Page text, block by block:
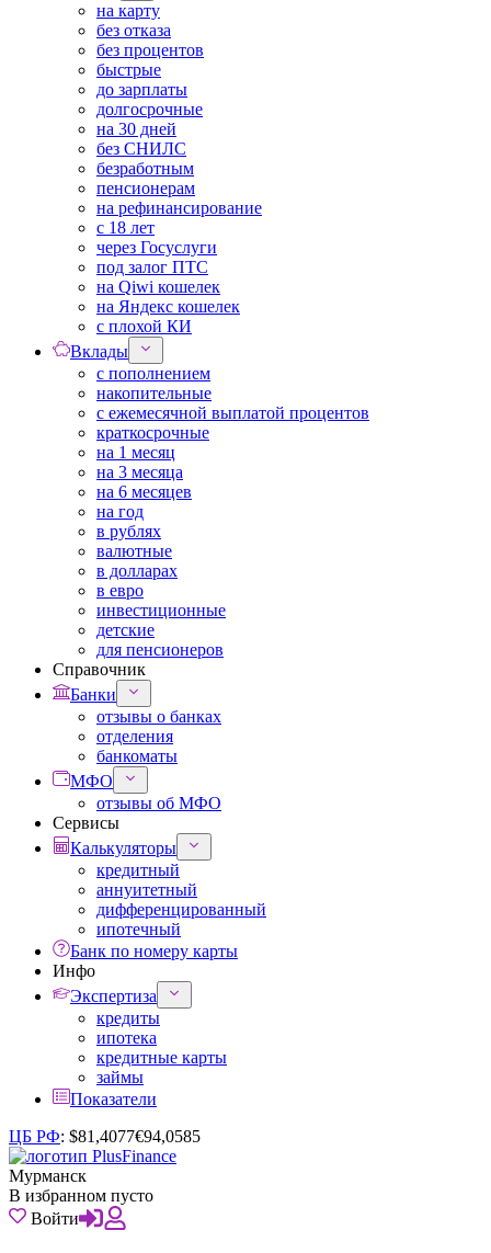
на карту
без отказа
без процентов
быстрые
до зарплаты
долгосрочные
на 30 дней
без СНИЛС
безработным
пенсионерам
на рефинансирование
с 18 лет
через Госуслуги
под залог ПТС
на Qiwi кошелек
на Яндекс кошелек
с плохой КИ
Вклады
с пополнением
накопительные
с ежемесячной выплатой процентов
краткосрочные
на 1 месяц
на 3 месяца
на 6 месяцев
на год
в рублях
валютные
в долларах
в евро
инвестиционные
детские
для пенсионеров
Справочник
Банки
отзывы о банках
отделения
банкоматы
МФО
отзывы об МФО
Сервисы
Калькуляторы
кредитный
аннуитетный
дифференцированный
ипотечный
Банк по номеру карты
Инфо
Экспертиза
кредиты
ипотека
кредитные карты
займы
Показатели
ЦБ РФ: $81,4077€94,0585
Мурманск
В избранном пусто
Войти